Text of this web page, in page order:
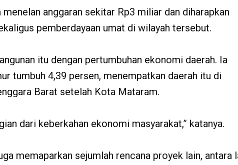
anggaran sekitar Rp3 miliar dan diharapkan
pemberdayaan umat di wilayah tersebut.
itu dengan pertumbuhan ekonomi daerah. Ia
tumbuh 4,39 persen, menempatkan daerah itu di
Barat setelah Kota Mataram.
dari keberkahan ekonomi masyarakat,” katanya.
memaparkan sejumlah rencana proyek lain, antara